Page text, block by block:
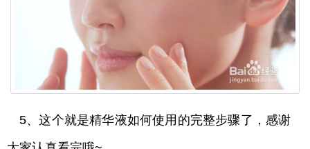
5、这个就是精华液如何使用的完整步骤了，感谢